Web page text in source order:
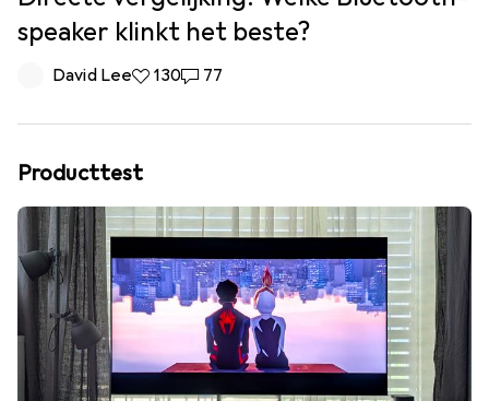
speaker klinkt het beste?
David Lee130 Likes
13077 Reacties
77
Producttest